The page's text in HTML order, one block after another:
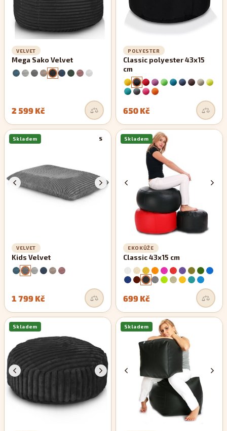
VELVET
Mega Sako Velvet
2 599 Kč
POLYESTER
Classic polyester 43x15
cm
650 Kč
S
Skladem
VELVET
Kids Velvet
1 799 Kč
Skladem
EKOKŮŽE
Classic 43x15 cm
699 Kč
Skladem Skladem